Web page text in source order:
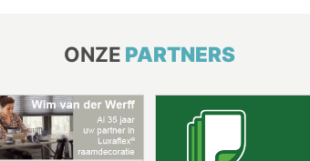
ONZE PARTNERS